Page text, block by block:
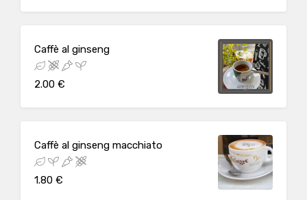
Caffè al ginseng
2.00 €
Caffè al ginseng macchiato
1.80 €